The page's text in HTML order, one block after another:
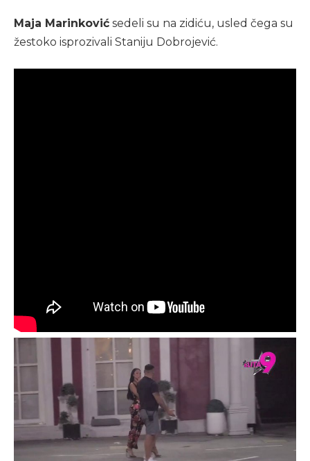
Maja Marinković sedeli su na zidiću, usled čega su
žestoko isprozivali Staniju Dobrojević.